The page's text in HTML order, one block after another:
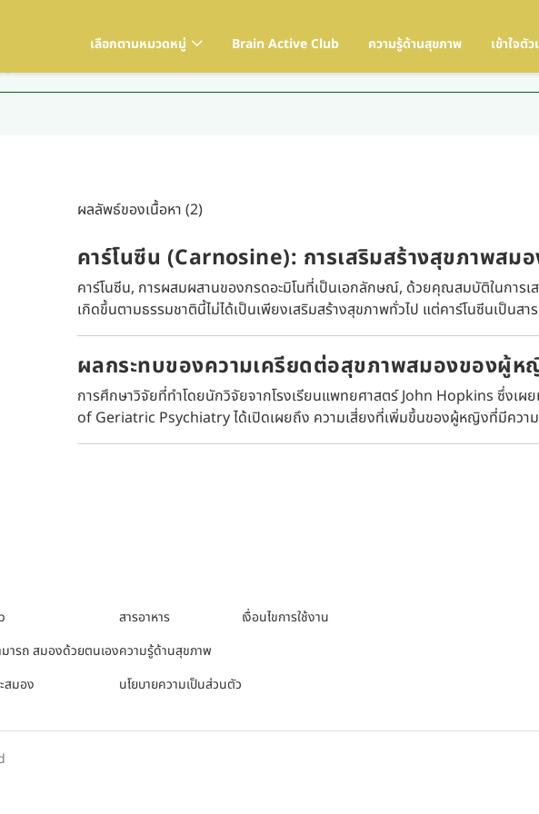
เลือกตามหมวดหมู่ Brain Active Club ความรู้ด้านสุขภาพ เข้าใจตัว
ผลลัพธ์ของเนื้อหา (2)
คาร์โนซีน (Carnosine): การเสริมสร้างสุขภาพสม
คาร์โนซีน, การผสมผสานของกรดอะมิโนที่เป็นเอกลักษณ์, ด้วยคุณสมบัติในการเ
เกิดขึ้นตามธรรมชาตินี้ไม่ได้เป็นเพียงเสริมสร้างสุขภาพทั่วไป แต่คาร์โนซีนเป็นส
ผลกระทบของความเครียดต่อสุขภาพสมองของผู้ห
การศึกษาวิจัยที่ทำโดยนักวิจัยจากโรงเรียนแพทยศาสตร์ John Hopkins ซึ่งเ
of Geriatric Psychiatry ได้เปิดเผยถึง ความเสี่ยงที่เพิ่มขึ้นของผู้หญิงที่มีความ
ารถ สมองด้วยตนเอง
สมอง
สารอาหาร
ความรู้ด้านสุขภาพ
นโยบายความเป็นส่วนตัว
เงื่อนไขการใช้งาน